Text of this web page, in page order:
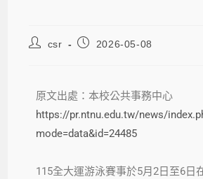
csr 2026-05-08
原文出處：本校公共事務中心
https://pr.ntnu.edu.tw/news/
mode=data&id=24485
115全大運游泳賽事於5月2日至6日